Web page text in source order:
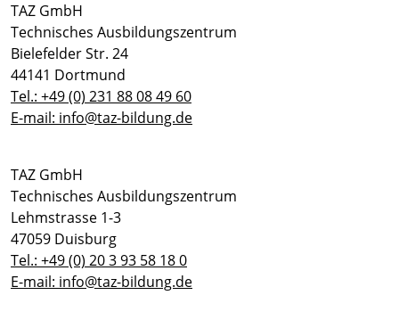
TAZ GmbH
Technisches Ausbildungszentrum
Bielefelder Str. 24
44141 Dortmund
Tel.: +49 (0) 231 88 08 49 60
E-mail: info@taz-bildung.de
TAZ GmbH
Technisches Ausbildungszentrum
Lehmstrasse 1-3
47059 Duisburg
Tel.: +49 (0) 20 3 93 58 18 0
E-mail: info@taz-bildung.de